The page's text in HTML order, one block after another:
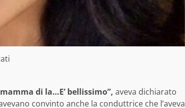
di la…E’ bellissimo”, aveva dichiarato
convinto anche la conduttrice che l’aveva